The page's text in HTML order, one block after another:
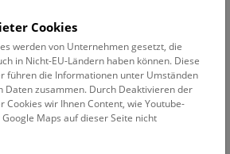
mit dem bloßen Auge
Videokameras oder speziellen
werden.
können auch tagsüber beobachtet
Cookies
werden von Unternehmen gesetzt, die
in Nicht-EU-Ländern haben können. Diese
führen die Informationen unter Umständen
Daten zusammen. Durch Deaktivieren der
Cookies wir Ihnen Content, wie Youtube-
Maps auf dieser Seite nicht